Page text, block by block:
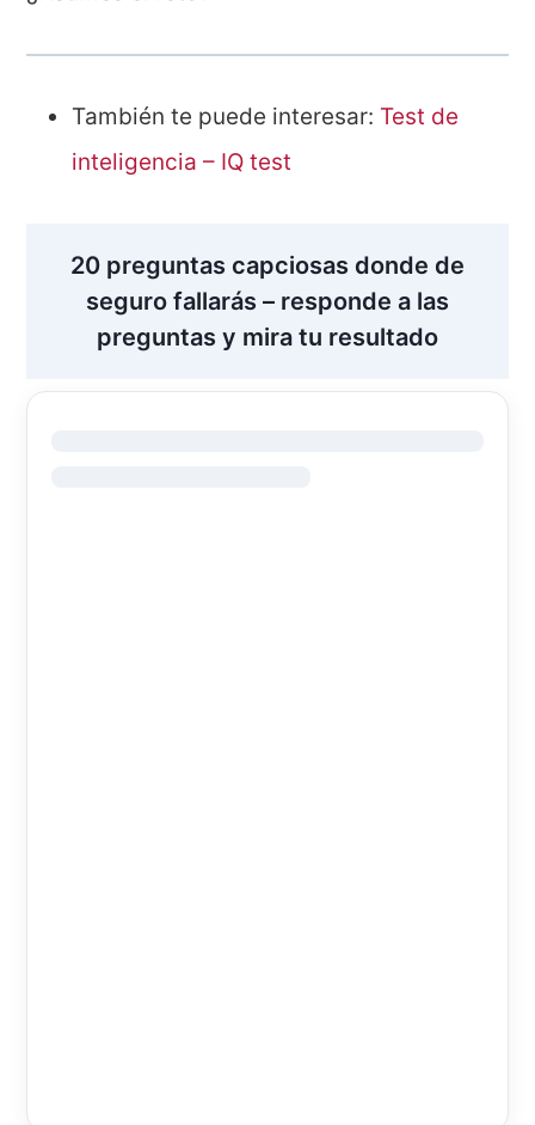
También te puede interesar: Test de
inteligencia – IQ test
20 preguntas capciosas donde de
seguro fallarás – responde a las
preguntas y mira tu resultado